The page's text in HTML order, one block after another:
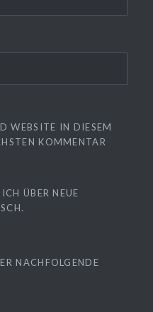
WEBSITE IN DIESEM
KOMMENTAR
ÜBER NEUE
NACHFOLGENDE